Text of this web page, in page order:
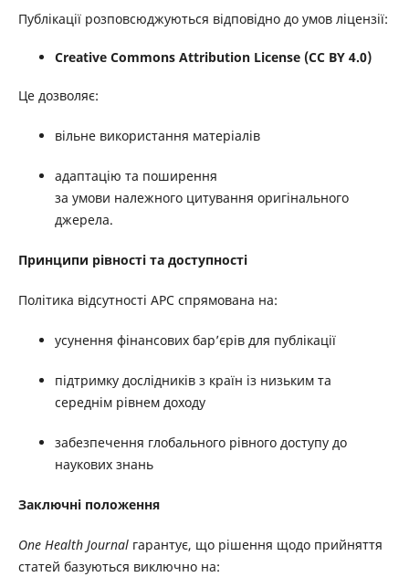
Публікації розповсюджуються відповідно до умов ліцензії:
Creative Commons Attribution License (CC BY 4.0)
Це дозволяє:
вільне використання матеріалів
адаптацію та поширення
за умови належного цитування оригінального
джерела.
Принципи рівності та доступності
Політика відсутності APC спрямована на:
усунення фінансових бар’єрів для публікації
підтримку дослідників з країн із низьким та
середнім рівнем доходу
забезпечення глобального рівного доступу до
наукових знань
Заключні положення
One Health Journalгарантує, що рішення щодо прийняття
статей базуються виключно на: